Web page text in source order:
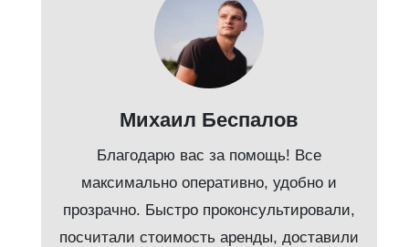
Михаил Беспалов
Благодарю вас за помощь! Все
максимально оперативно, удобно и
прозрачно. Быстро проконсультировали,
посчитали стоимость аренды, доставили